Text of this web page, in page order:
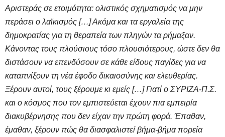
Αριστεράς σε ετοιμότητα: ολιστικός σχηματισμός να μην
περάσει ο λαϊκισμός […]Ακόμα και τα εργαλεία της
δημοκρατίας για τη θεραπεία των πληγών τα ρήμαξαν.
Κάνοντας τους πλούσιους τόσο πλουσιότερους, ώστε δεν θα
διστάσουν να επενδύσουν σε κάθε είδους παγίδες για να
καταπνίξουν τη νέα έφοδο δικαιοσύνης και ελευθερίας.
Ξέρουν αυτοί, τους ξέρουμε κι εμείς […] Γιατί ο ΣΥΡΙΖΑ-Π.Σ.
και ο κόσμος που τον εμπιστεύεται έχουν πια εμπειρία
διακυβέρνησης που δεν είχαν την πρώτη φορά. Έπαθαν,
έμαθαν, ξέρουν πώς θα διασφαλιστεί βήμα-βήμα πορεία